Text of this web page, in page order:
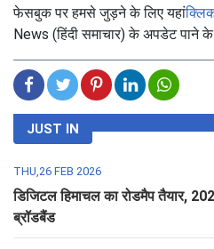
फेसबुक पर हमसे जुड़ने के लिए यहां
News (हिंदी समाचार) के अपडेट पाने
JUST IN
THU,26 FEB 2026
डिजिटल हिमाचल का रोडमैप तैयार,
ब्रॉडबैंड